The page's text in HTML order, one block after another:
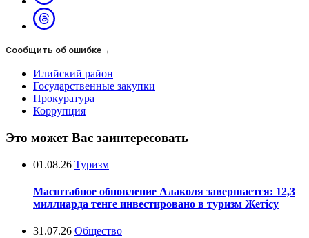
Сообщить об ошибке→
Илийский район
Государственные закупки
Прокуратура
Коррупция
Это может Вас заинтересовать
01.08.26 Туризм
Масштабное обновление Алаколя завершается: 12,3
миллиарда тенге инвестировано в туризм Жетісу
31.07.26 Общество